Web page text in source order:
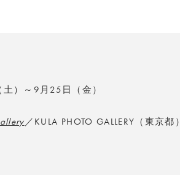
）～9月25日（金）
／KULA PHOTO GALLERY（東京都）